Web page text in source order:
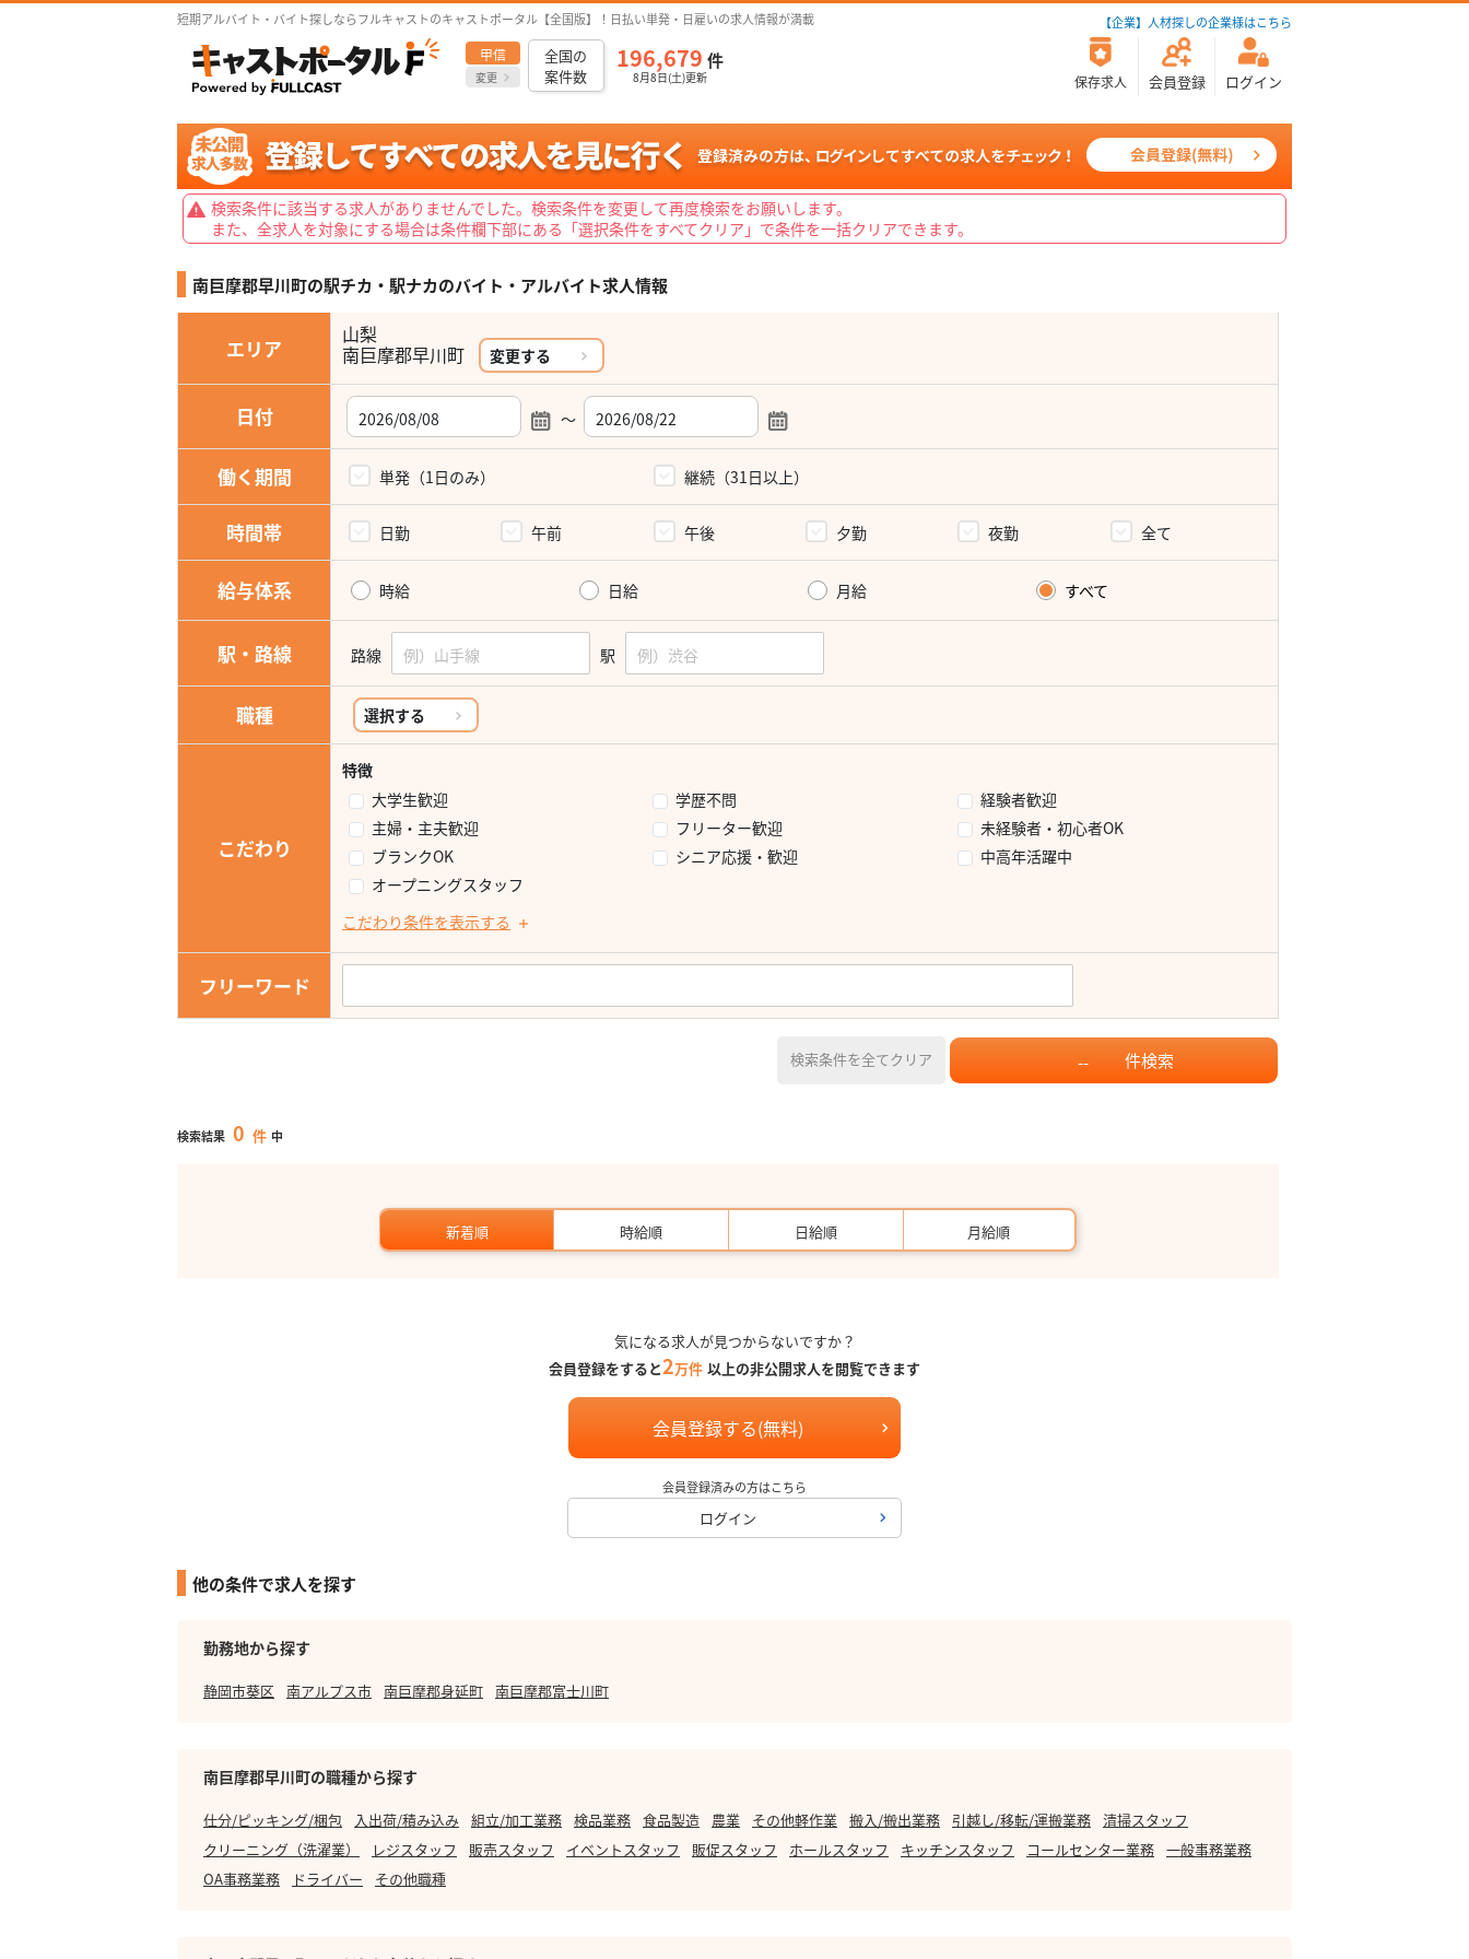
短期アルバイト・バイト探しならフルキャストのキャストポータル【全国版】！日払い単発・日雇いの求人情報が満載 【企業】人材探しの企業様はこちら
甲信
変更
全国の
案件数
196,679 件
8月8日(土)更新 保存求人 会員登録 ログイン
検索条件に該当する求人がありませんでした。検索条件を変更して再度検索をお願いします。
また、全求人を対象にする場合は条件欄下部にある「選択条件をすべてクリア」で条件を一括クリアできます。
南巨摩郡早川町の駅チカ・駅ナカのバイト・アルバイト求人情報
エリア
山梨
南巨摩郡早川町 変更する
日付 ～
働く期間 単発（1日のみ） 継続（31日以上）
時間帯 日勤 午前 午後 夕勤 夜勤 全て
給与体系 時給 日給 月給 すべて
駅・路線 路線 駅
職種 選択する
こだわり
特徴
大学生歓迎
学歴不問
経験者歓迎
主婦・主夫歓迎
フリーター歓迎
未経験者・初心者OK
ブランクOK
シニア応援・歓迎
中高年活躍中
オープニングスタッフ
こだわり条件を表示する
フリーワード
検索条件を全てクリア -- 件検索
検索結果 0 件 中
新着順 時給順 日給順 月給順
気になる求人が見つからないですか？
会員登録をすると2万件 以上の非公開求人を閲覧できます
会員登録する(無料)
会員登録済みの方はこちら
ログイン
他の条件で求人を探す
勤務地から探す
静岡市葵区 南アルプス市 南巨摩郡身延町 南巨摩郡富士川町
南巨摩郡早川町の職種から探す
仕分/ピッキング/梱包 入出荷/積み込み 組立/加工業務 検品業務 食品製造 農業 その他軽作業 搬入/搬出業務 引越し/移転/運搬業務 清掃スタッフ
クリーニング（洗濯業）
レジスタッフ 販売スタッフ イベントスタッフ 販促スタッフ ホールスタッフ キッチンスタッフ コールセンター業務 一般事務業務
OA事務業務
ドライバー その他職種